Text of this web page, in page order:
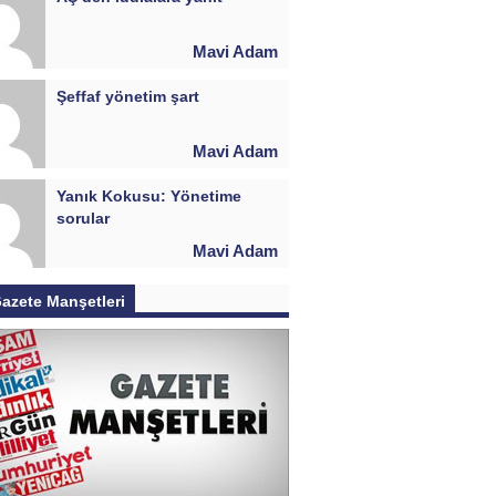
Mavi Adam
Şeffaf yönetim şart
Mavi Adam
Yanık Kokusu: Yönetime
sorular
Mavi Adam
Manşetleri